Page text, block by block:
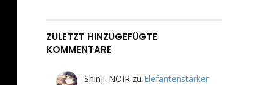
ZULETZT HINZUGEFÜGTE
KOMMENTARE
Shinji_NOIRzu Elefantenstarker